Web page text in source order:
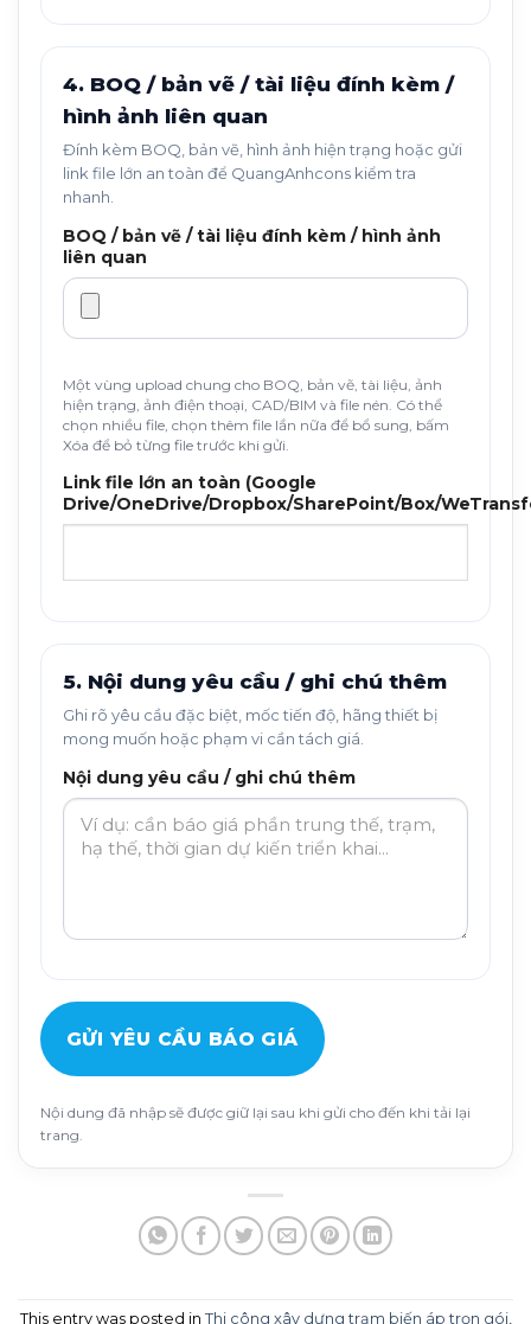
4. BOQ / bản vẽ / tài liệu đính kèm /
hình ảnh liên quan
Đính kèm BOQ, bản vẽ, hình ảnh hiện trạng hoặc gửi
link file lớn an toàn để QuangAnhcons kiểm tra
nhanh.
BOQ / bản vẽ / tài liệu đính kèm / hình ảnh
liên quan
Một vùng upload chung cho BOQ, bản vẽ, tài liệu, ảnh
hiện trạng, ảnh điện thoại, CAD/BIM và file nén. Có thể
chọn nhiều file, chọn thêm file lần nữa để bổ sung, bấm
Xóa để bỏ từng file trước khi gửi.
Link file lớn an toàn (Google
Drive/OneDrive/Dropbox/SharePoint/Box/
5. Nội dung yêu cầu / ghi chú thêm
Ghi rõ yêu cầu đặc biệt, mốc tiến độ, hãng thiết bị
mong muốn hoặc phạm vi cần tách giá.
Nội dung yêu cầu / ghi chú thêm
GỬI YÊU CẦU BÁO GIÁ
Nội dung đã nhập sẽ được giữ lại sau khi gửi cho đến khi tải lại
trang.
This entry was posted in Thi công xây dựng trạm biến áp trọn gói,